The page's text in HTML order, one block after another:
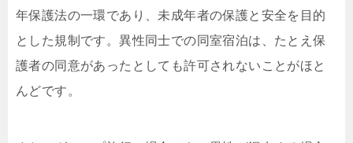
年保護法の一環であり、未成年者の保護と安全を目的
とした規制です。異性同士での同室宿泊は、たとえ保
護者の同意があったとしても許可されないことがほと
んどです。